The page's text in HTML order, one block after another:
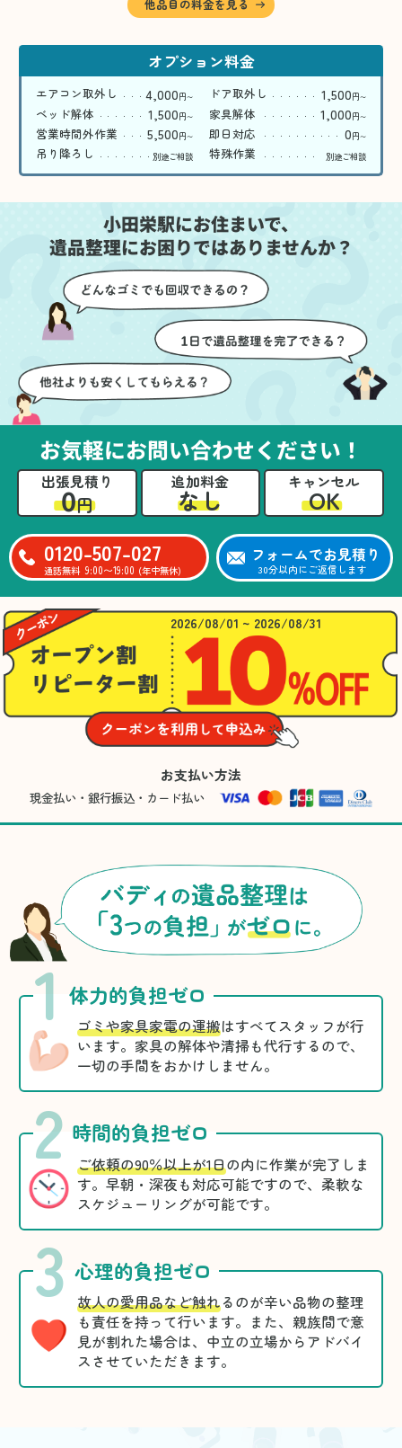
他品目の料金を見る
オプション料金
エアコン取外し 4,000円〜 ドア取外し 1,500円〜
ベッド解体 1,500円〜 家具解体 1,000円〜
営業時間外作業 5,500円〜 即日対応 0円〜
吊り降ろし 別途ご相談 特殊作業 別途ご相談
小田栄駅にお住まいで、
遺品整理にお困りではありませんか？
お気軽にお問い合わせください！
出張見積り
0円
追加料金
なし
キャンセル
OK
0120-507-027
通話無料 9:00〜19:00 (年中無休)
フォームでお見積り
30分以内にご返信します
2026/08/01 ~ 2026/08/31
お支払い方法
現金払い・銀行振込・カード払い
1 体力的負担ゼロ
ゴミや家具家電の運搬はすべてスタッフが行
います。家具の解体や清掃も代行するので、
一切の手間をおかけしません。
2 時間的負担ゼロ
ご依頼の90％以上が1日の内に作業が完了しま
す。早朝・深夜も対応可能ですので、柔軟な
スケジューリングが可能です。
3 心理的負担ゼロ
故人の愛用品など触れるのが辛い品物の整理
も責任を持って行います。また、親族間で意
見が割れた場合は、中立の立場からアドバイ
スさせていただきます。